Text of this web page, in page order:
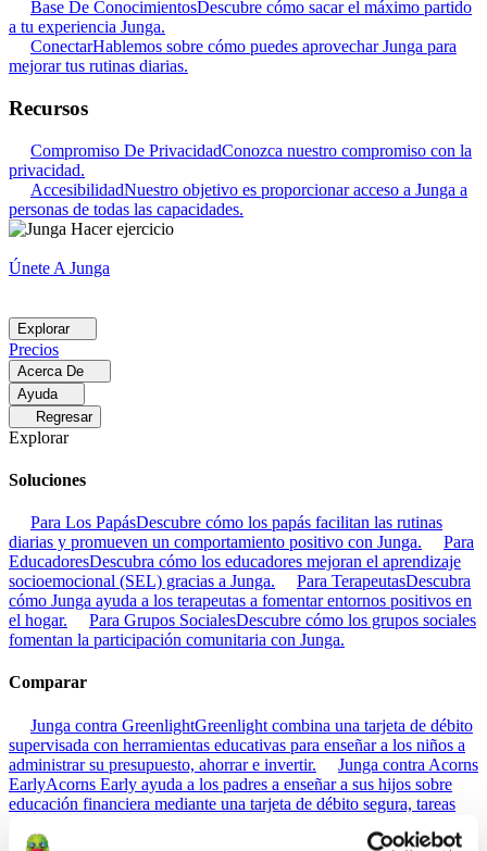
Base De ConocimientosDescubre cómo sacar el máximo partido
a tu experiencia Junga.
ConectarHablemos sobre cómo puedes aprovechar Junga para
mejorar tus rutinas diarias.
Recursos
Compromiso De PrivacidadConozca nuestro compromiso con la
privacidad.
AccesibilidadNuestro objetivo es proporcionar acceso a Junga a
personas de todas las capacidades.
Únete A Junga
Explorar
Precios
Acerca De
Ayuda
Regresar
Explorar
Soluciones
Para Los PapásDescubre cómo los papás facilitan las rutinas
diarias y promueven un comportamiento positivo con Junga.
Para
EducadoresDescubra cómo los educadores mejoran el aprendizaje
socioemocional (SEL) gracias a Junga.
Para TerapeutasDescubra
cómo Junga ayuda a los terapeutas a fomentar entornos positivos en
el hogar.
Para Grupos SocialesDescubre cómo los grupos sociales
fomentan la participación comunitaria con Junga.
Comparar
Junga contra GreenlightGreenlight combina una tarjeta de débito
supervisada con herramientas educativas para enseñar a los niños a
administrar su presupuesto, ahorrar e invertir.
Junga contra Acorns
EarlyAcorns Early ayuda a los padres a enseñar a sus hijos sobre
educación financiera mediante una tarjeta de débito segura, tareas
ClassDojo
ClassDojo ayuda a los maestros, los estudiantes y las